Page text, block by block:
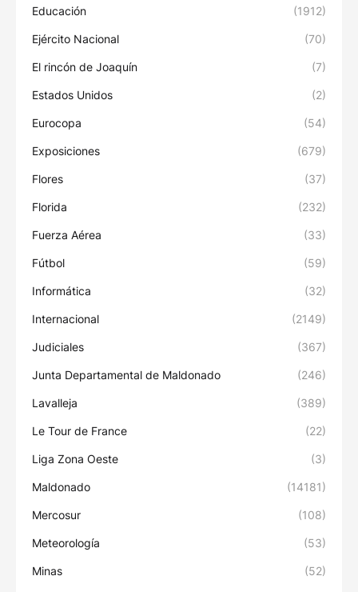
Educación (1912)
Ejército Nacional (70)
El rincón de Joaquín (7)
Estados Unidos (2)
Eurocopa (54)
Exposiciones (679)
Flores (37)
Florida (232)
Fuerza Aérea (33)
Fútbol (59)
Informática (32)
Internacional (2149)
Judiciales (367)
Junta Departamental de Maldonado (246)
Lavalleja (389)
Le Tour de France (22)
Liga Zona Oeste (3)
Maldonado (14181)
Mercosur (108)
Meteorología (53)
Minas (52)